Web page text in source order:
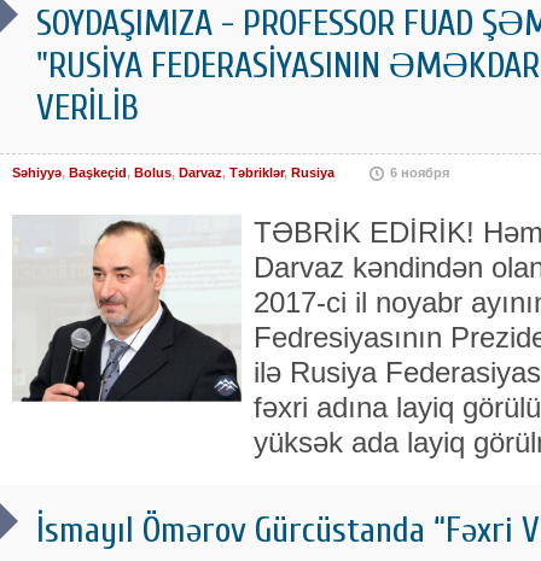
SOYDAŞIMIZA - PROFESSOR FUAD
"RUSİYA FEDERASİYASININ
VERİLİB
Səhiyyə, Başkeçid, Bolus, Darvaz, Təbriklər, Rusiya 6 ноября
TƏBRİK EDİRİK!
Darvaz kəndindən
2017-ci il noyabr
Fedresiyasının
ilə Rusiya
fəxri adına layiq
yüksək ada layiq
İsmayıl Ömərov Gürcüstanda “Fəxri